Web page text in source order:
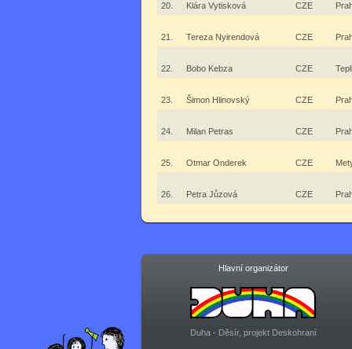
20. Klára Vytisková CZE
21. Tereza Nyirendová CZE
22. Bobo Kebza CZE
23. Šimon Hlinovský CZE
24. Milan Petras CZE
25. Otmar Onderek CZE
26. Petra Jůzová CZE
Hlavní organizátor
Duha - Děsír, projekt Deskohraní